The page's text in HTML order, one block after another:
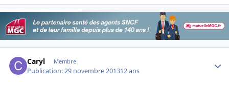
Caryl Membre
Publication:29 novembre 201312 ans